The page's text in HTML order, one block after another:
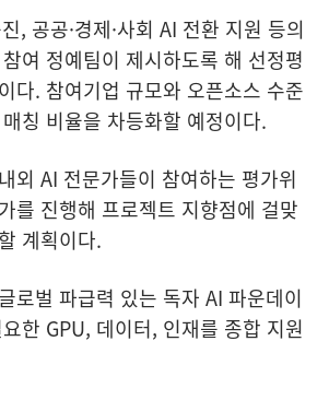
, 공공·경제·사회 AI 전환 지원 등의
여 정예팀이 제시하도록 해 선정평
다. 참여기업 규모와 오픈소스 수준
칭 비율을 차등화할 예정이다.
외 AI 전문가들이 참여하는 평가위
를 진행해 프로젝트 지향점에 걸맞
계획이다.
로벌 파급력 있는 독자 AI 파운데이
한 GPU, 데이터, 인재를 종합 지원